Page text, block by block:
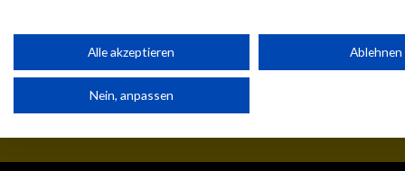
Partnerliste anzeigen (1 IAB-Anbieter)
Wir nutzen Ihre Daten für folgende Zwecke:
IAB-Verarbeitungszwecke:
Alle akzeptieren Ablehnen
Nein, anpassen